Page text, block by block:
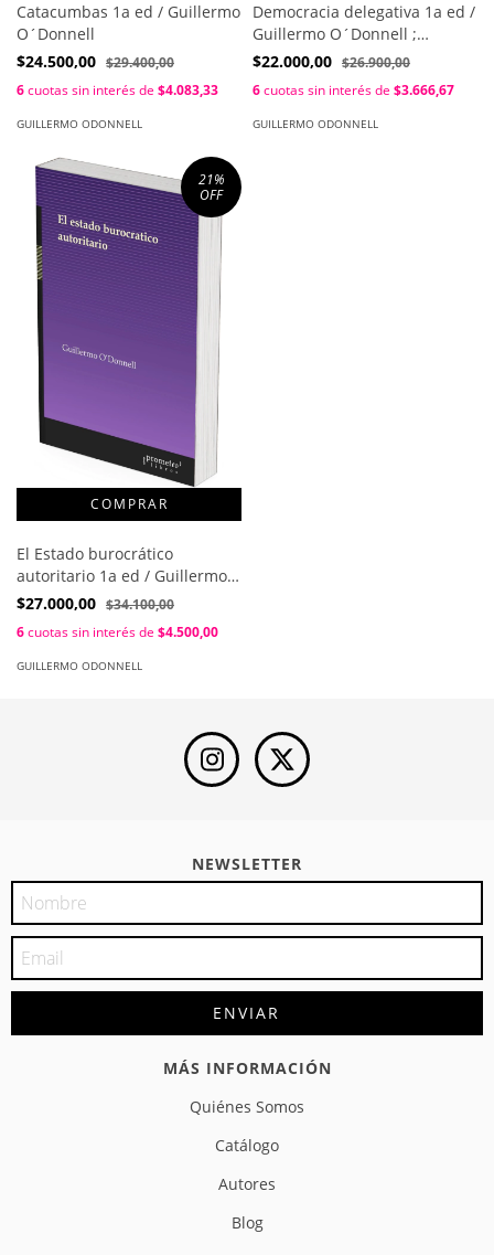
Catacumbas 1a ed / Guillermo
O´Donnell
$24.500,00 $29.400,00
6cuotas sin interés de $4.083,33
GUILLERMO ODONNELL
Democracia delegativa 1a ed /
Guillermo O´Donnell ;
Osvaldo Iazzetta ; Hugo
$22.000,00 $26.900,00
6cuotas sin interés de $3.666,67
GUILLERMO ODONNELL
21%
OFF
El Estado burocrático
autoritario 1a ed / Guillermo
O´Donnell
$27.000,00 $34.100,00
6cuotas sin interés de $4.500,00
GUILLERMO ODONNELL
NEWSLETTER
MÁS INFORMACIÓN
Quiénes Somos
Catálogo
Autores
Blog